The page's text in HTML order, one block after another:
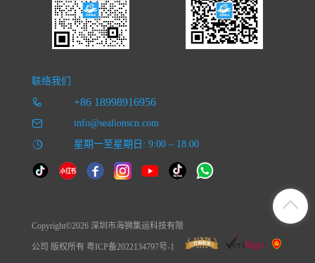
联络我们
+86 18998916956
info@sealionscn.com
星期一至星期日: 9:00 – 18:00
Copyright©2026 深圳市海狮集运科技有限
公司 版权所有 粤ICP备2022134797号-1